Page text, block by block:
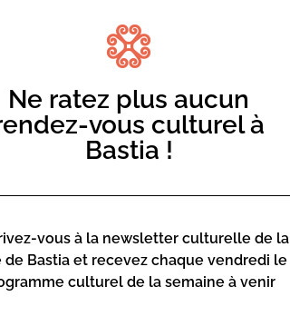
mots pour la vie ».
Ne ratez plus aucun
vous culturel à
Bastia !
vous à la newsletter culturelle de la
de Bastia et recevez chaque vendredi le
culturel de la semaine à venir